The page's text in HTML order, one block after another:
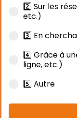
2️⃣ Sur les
etc.)
3️⃣ En
4️⃣ Grâce à
ligne, etc.)
5️⃣ Autre